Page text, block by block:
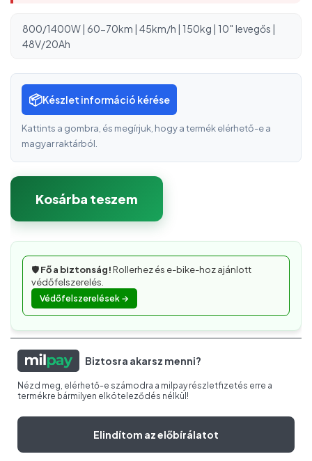
800/1400W | 60-70km | 45km/h | 150kg | 10″ levegős |
48V/20Ah
📦Készlet információ kérése
Kattints a gombra, és megírjuk, hogy a termék elérhető-e a
magyar raktárból.
Kosárba teszem
🛡️Fő a biztonság! Rollerhez és e-bike-hoz ajánlott
védőfelszerelés.
Védőfelszerelések →
Biztosra akarsz menni?
Nézd meg, elérhető-e számodra a milpay részletfizetés erre a
termékre bármilyen elköteleződés nélkül!
Elindítom az előbírálatot